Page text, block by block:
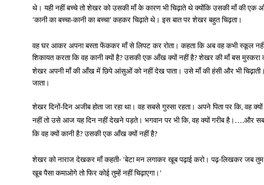
थे। यही नहीं बच्चे तो शेखर को उसकी माँ के कारण भी चिढ़ाते थे क्योंकि उसकी माँ की
‘कानी का बच्चा-कानी का बच्चा’कहकर चिढ़ाते थे। इस बात पर शेखर बहुत चिढ़ता।
वह घर आकर अपना बस्ता फेंककर माँ से लिपट कर रोता। कहता कि अब वह कभी स्कूल
शिकायत करता कि वह कानी क्यों है?उसकी एक आँख क्यों नहीं है?शेखर की माँ बस मुस्करा
शेखर अपनी माँ की आँख में छिपे आंसुओं को नहीं देख पाता। उसे माँ की हंसी और भी
जाता।
शेखर दिनों-दिन अजीब होता जा रहा था। वह सबसे गुस्सा रहता। अपने पिता पर कि,वह
नहीं तो उसे आज यह दिन नहीं देखने पड़ते। भगवान पर भी कि,वह क्यों गरीब है।….और
कि वह क्यों कानी है?उसकी एक आँख क्यों नहीं है?
शेखर को नाराज देखकर माँ कहती-‘बेटा मन लगाकर खूब पढ़ाई करो। पढ़-लिखकर जब
खूब पैसा कमाओगे तो फिर कोई तुम्हें नहीं चिढ़ाएगा। ’